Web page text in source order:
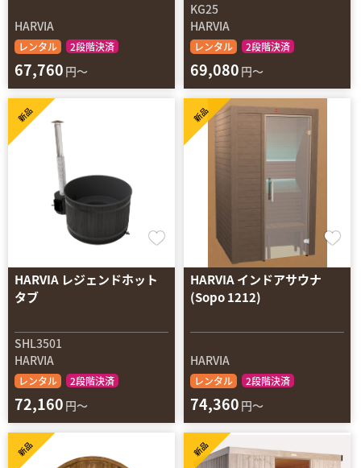
HARVIA
レンタル 2段階決済
67,760 円～
KG25
HARVIA
レンタル 2段階決済
69,080 円～
HARVIA レジェンドホット
タブ
SHL3501
HARVIA
レンタル 2段階決済
新品
72,160 円～
HARVIA インドアサウナ
(Sopo 1212)
HARVIA
レンタル 2段階決済
新品
74,360 円～
新品 新品